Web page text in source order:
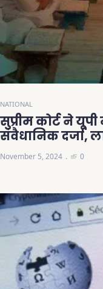
NATIONAL
सुप्रीम कोर्ट ने
संवैधानिक दर्जा,
November 5, 2024 0